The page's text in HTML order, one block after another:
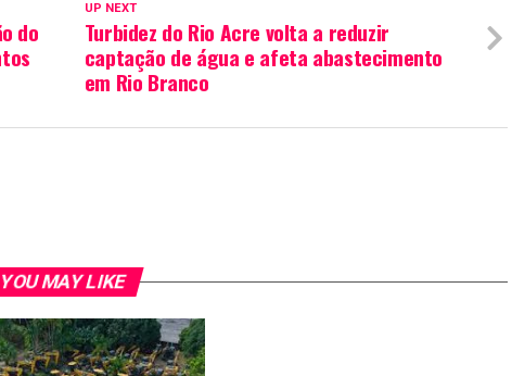
UP NEXT
Turbidez do Rio Acre volta a reduzir
captação de água e afeta abastecimento
em Rio Branco
do
YOU MAY LIKE